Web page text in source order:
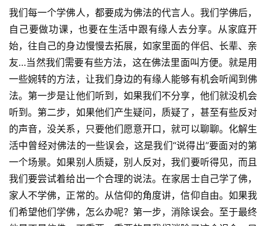
公
益
慈
善
佛
教
人
物
寺
院
巡
礼
登录 注册
我们每一个学佛人，都要成为佛法的代言人。我们学佛后，
自己要做功课，也要在生活中跟有缘人去分享。从家庭开
始，往自己的身边慢慢去拓展，如家里面的伴侣、长辈、亲
友…当然我们需要有些方法，这在佛法里面叫方便。就是用
一些婉转的方法，让我们身边的有缘人能够有机会听闻到佛
法。第一步是让他们听到，如果我们不分享，他们就没机会
听到。第二步，如果他们产生疑问，质疑了，甚至有些反对
的声音，没关系，只要他们愿意开口，就可以聊聊。化解生
活中曾经对佛法的一些误会，这是我们“说得出”要面对的第
一个场景。如果别人质疑，别人反对，我们要听得见，而且
我们要尝试着给出一个合理的说法。在家居士自己学了佛，
家人不学佛，正常的。从信仰的角度讲，信仰自由。如果我
们希望他们学佛，怎么办呢？第一步，消除误会。至于最终